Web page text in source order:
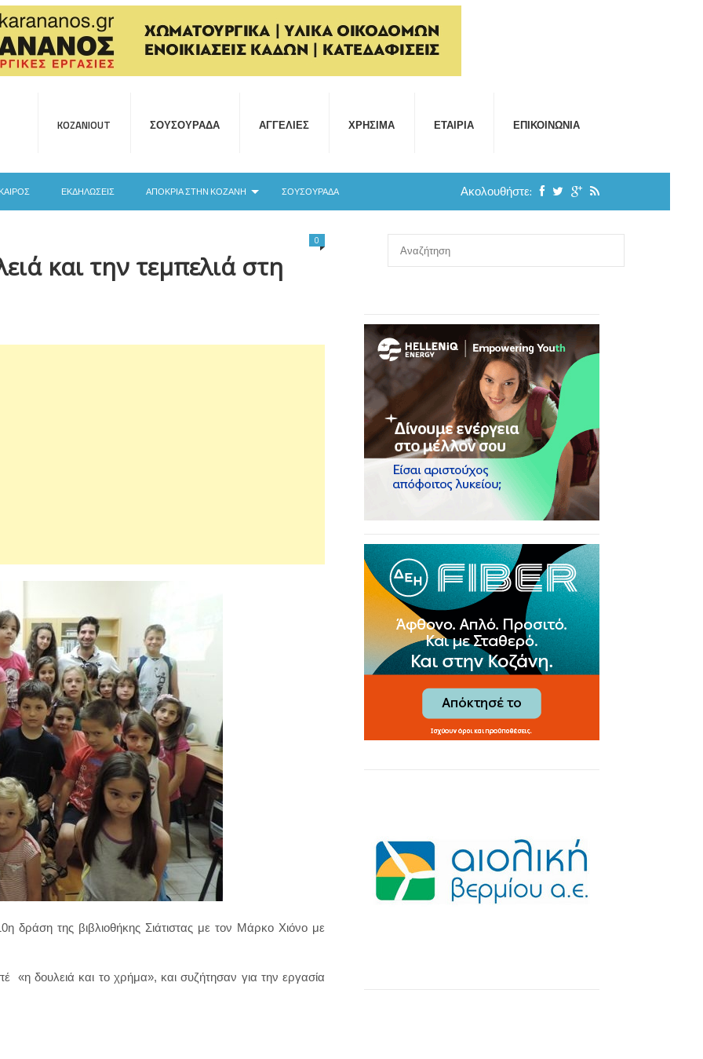
KOZANIOUT ΣΟΥΣΟΥΡΆΔΑ ΑΓΓΕΛΊΕΣ ΧΡΉΣΙΜΑ ΕΤΑΙΡΊΑ ΕΠΙΚΟΙΝΩΝΊΑ
ΚΑΙΡΌΣ ΕΚΔΗΛΏΣΕΙΣ ΑΠΟΚΡΙΆ ΣΤΗΝ ΚΟΖΆΝΗ ΣΟΥΣΟΥΡΆΔΑ Ακολουθήστε:
και την τεμπελιά στη
0
της βιβλιοθήκης Σιάτιστας με τον Μάρκο Χιόνο με
«η δουλειά και το χρήμα», και συζήτησαν για την εργασία